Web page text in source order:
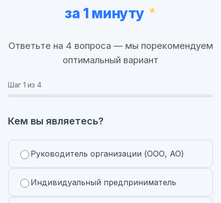
за 1 минуту
Ответьте на 4 вопроса — мы порекомендуем
оптимальный вариант
Шаг 1 из 4
Кем вы являетесь?
Руководитель организации (ООО, АО)
Индивидуальный предприниматель